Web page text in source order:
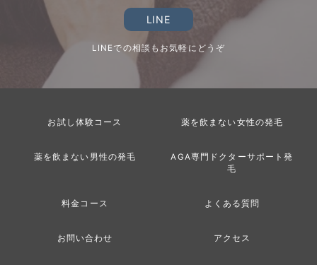
LINE
LINEでの相談もお気軽にどうぞ
お試し体験コース 薬を飲まない女性の発毛
薬を飲まない男性の発毛
AGA専門ドクターサポート発
毛
料金コース よくある質問
お問い合わせ アクセス